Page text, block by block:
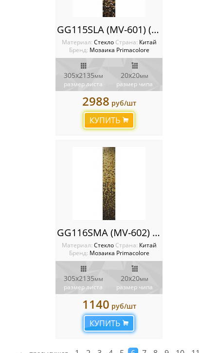
GG115SLA (MV-601) (7pcs.Mesh) Растяжка Primacolore
Материал: Стекло Cтрана: Китай
Бренд: Мозаика Primacolore
305х2135мм
размер листа
20х20мм
размер чипа
2988 руб/шт
КУПИТЬ
GG116SMA (MV-602) Растяжка Primacolore
Материал: Стекло Cтрана: Китай
Бренд: Мозаика Primacolore
305х2135мм
размер листа
20х20мм
размер чипа
1140 руб/шт
КУПИТЬ